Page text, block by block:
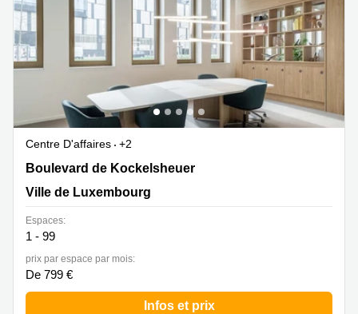
Centre D'affaires
+2
18 Boulevard de Kockelsheuer, Ville de Luxembourg
Boulevard de Kockelsheuer
Ville de Luxembourg
Espaces:
1 - 99
prix par espace par mois:
De 799 €
Infos et prix